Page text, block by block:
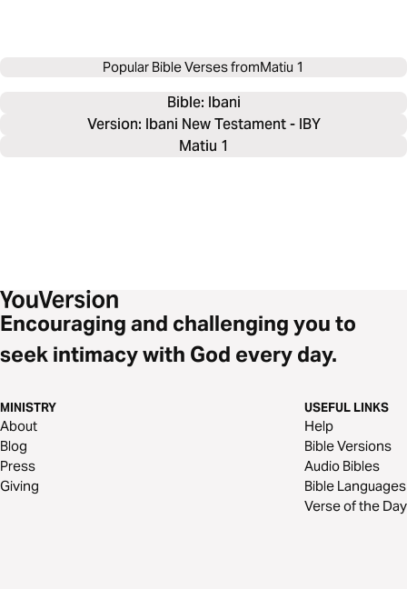
Popular Bible Verses fromMatiu 1
Bible: Ibani
Version: Ibani New Testament - IBY
Matiu 1
Encouraging and challenging you to
seek intimacy with God every day.
MINISTRY
About
Blog
Press
Giving
USEFUL LINKS
Help
Bible Versions
Audio Bibles
Bible Languages
Verse of the Day